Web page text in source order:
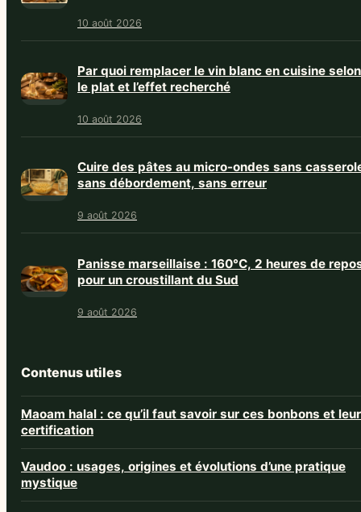
10 août 2026
Par quoi remplacer le vin blanc en cuisine selon
le plat et l’effet recherché
10 août 2026
Cuire des pâtes au micro-ondes sans
sans débordement, sans erreur
9 août 2026
Panisse marseillaise : 160°C, 2 heures de
pour un croustillant du Sud
9 août 2026
Contenus utiles
Maoam halal : ce qu’il faut savoir sur ces bonbons et leur
certification
Vaudoo : usages, origines et évolutions d’une pratique
mystique